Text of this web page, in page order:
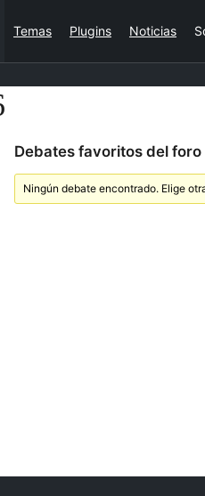
Temas Plugins Noticias
Debates favoritos del foro
Ningún debate encontrado. Elige